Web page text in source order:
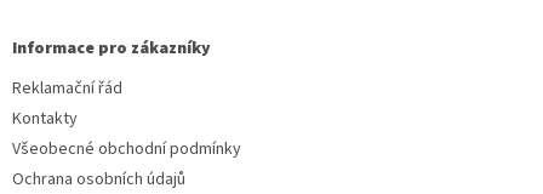
Informace pro zákazníky
Reklamační řád
Kontakty
Všeobecné obchodní podmínky
Ochrana osobních údajů